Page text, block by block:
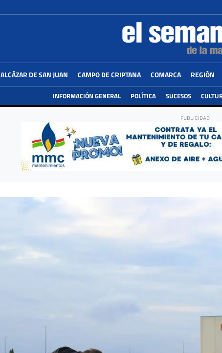
ALCÁZAR DE SAN JUAN CAMPO DE CRIPTANA COMARCA REGIÓN
INFORMACIÓN GENERAL POLÍTICA SUCESOS